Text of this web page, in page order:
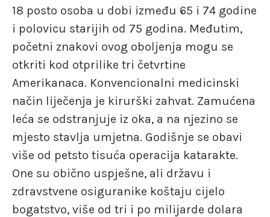
18 posto osoba u dobi između 65 i 74 godine
i polovicu starijih od 75 godina. Međutim,
početni znakovi ovog oboljenja mogu se
otkriti kod otprilike tri četvrtine
Amerikanaca. Konvencionalni medicinski
način liječenja je kirurški zahvat. Zamućena
leća se odstranjuje iz oka, a na njezino se
mjesto stavlja umjetna. Godišnje se obavi
više od petsto tisuća operacija katarakte.
One su obično uspješne, ali državu i
zdravstvene osiguranike koštaju cijelo
bogatstvo, više od tri i po milijarde dolara